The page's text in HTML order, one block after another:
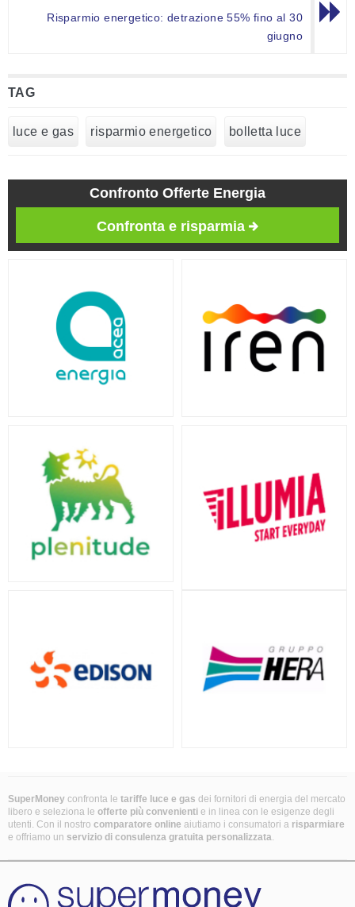
Risparmio energetico: detrazione 55% fino al 30
giugno
TAG
luce e gas risparmio energetico bolletta luce
Confronto Offerte Energia
Confronta e risparmia
SuperMoney confronta le tariffe luce e gas dei fornitori di energia del mercato
libero e seleziona le offerte più convenienti e in linea con le esigenze degli
utenti. Con il nostro comparatore online aiutiamo i consumatori a risparmiare
e offriamo un servizio di consulenza gratuita personalizzata.